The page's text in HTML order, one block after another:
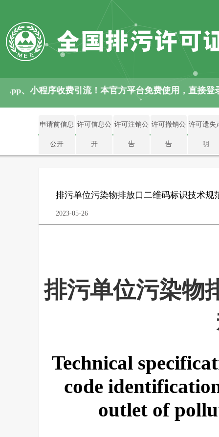
、小程序收费引流！本官方平台免费使用，直接登
申请前信息
公开
许可信息公
开
许可注销公
告
许可撤销公
告
许可遗失
明
排污单位污染物排放口二维码标识技术规
2023-05-26
排污单位污染物
Technical
code
outlet of